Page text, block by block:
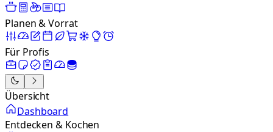
Planen & Vorrat
Für Profis
Übersicht
Dashboard
Entdecken & Kochen